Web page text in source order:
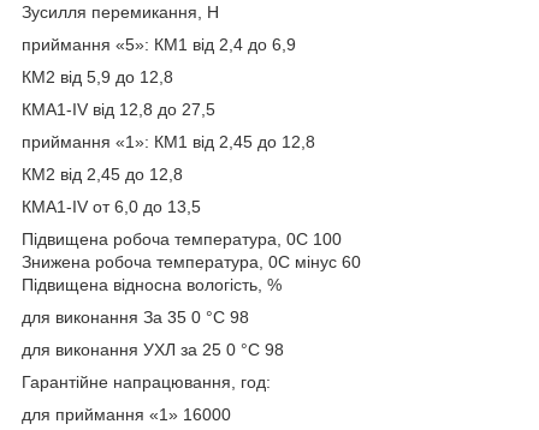
Зусилля перемикання, Н
приймання «5»: КМ1 від 2,4 до 6,9
КМ2 від 5,9 до 12,8
КМА1-IV від 12,8 до 27,5
приймання «1»: КМ1 від 2,45 до 12,8
КМ2 від 2,45 до 12,8
КМА1-IV от 6,0 до 13,5
Підвищена робоча температура, 0С 100
Знижена робоча температура, 0С мінус 60
Підвищена відносна вологість, %
для виконання За 35 0 °C 98
для виконання УХЛ за 25 0 °C 98
Гарантійне напрацювання, год:
для приймання «1» 16000